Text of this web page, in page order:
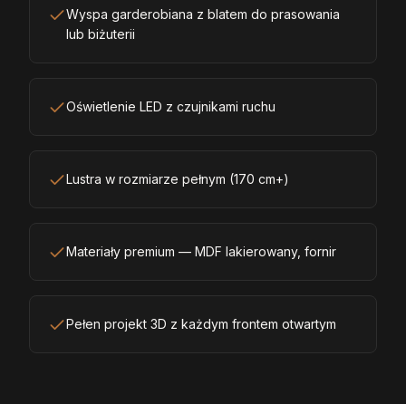
Wyspa garderobiana z blatem do prasowania
lub biżuterii
Oświetlenie LED z czujnikami ruchu
Lustra w rozmiarze pełnym (170 cm+)
Materiały premium — MDF lakierowany, fornir
Pełen projekt 3D z każdym frontem otwartym